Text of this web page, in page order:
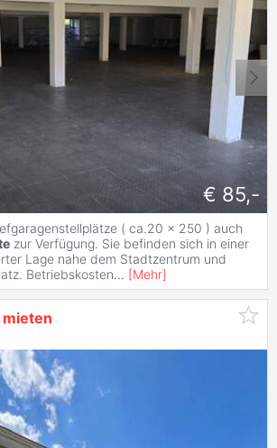
€ 85,-
( ca.20 x 250 ) auch
zur Verfügung. Sie befinden sich in einer
Lage nahe dem Stadtzentrum und
Betriebskosten... [Mehr]
mieten